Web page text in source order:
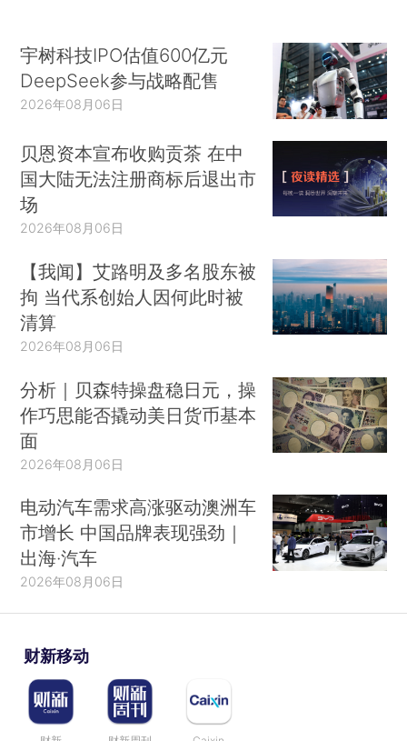
宇树科技IPO估值600亿元
DeepSeek参与战略配售
2026年08月06日
贝恩资本宣布收购贡茶 在中
国大陆无法注册商标后退出市
场
2026年08月06日
【我闻】艾路明及多名股东被
拘 当代系创始人因何此时被
清算
2026年08月06日
分析｜贝森特操盘稳日元，操
作巧思能否撬动美日货币基本
面
2026年08月06日
电动汽车需求高涨驱动澳洲车
市增长 中国品牌表现强劲｜
出海·汽车
2026年08月06日
财新移动